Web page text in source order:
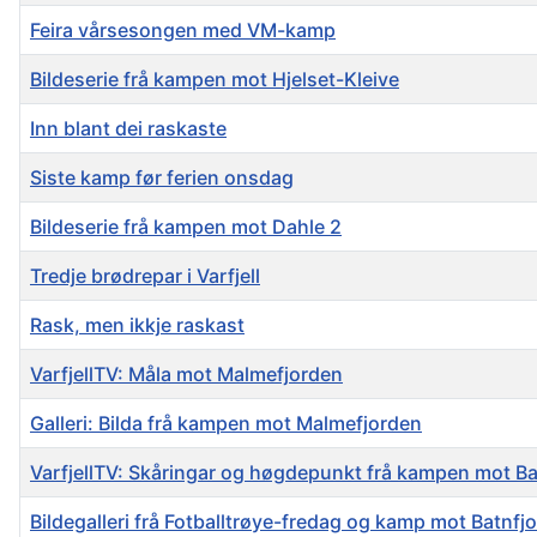
Feira vårsesongen med VM-kamp
Bildeserie frå kampen mot Hjelset-Kleive
Inn blant dei raskaste
Siste kamp før ferien onsdag
Bildeserie frå kampen mot Dahle 2
Tredje brødrepar i Varfjell
Rask, men ikkje raskast
VarfjellTV: Måla mot Malmefjorden
Galleri: Bilda frå kampen mot Malmefjorden
VarfjellTV: Skåringar og høgdepunkt frå kampen mot
Bildegalleri frå Fotballtrøye-fredag og kamp mot